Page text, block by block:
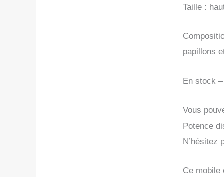
Taille :
papillons
En stock
Vous
Potence
Ce mobile